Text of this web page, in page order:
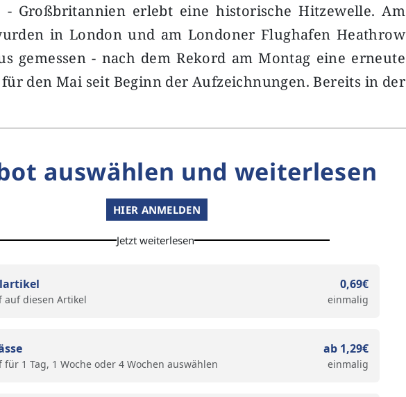
- Großbritannien erlebt eine historische Hitzewelle. Am
in London und am Londoner Flughafen Heathrow
gemessen - nach dem Rekord am Montag eine erneute
den Mai seit Beginn der Aufzeichnungen. Bereits in der
auswählen und weiterlesen
HIER ANMELDEN
Jetzt weiterlesen
auf diesen Artikel
0,69€
einmalig
1 Tag, 1 Woche oder 4 Wochen auswählen
ab 1,29€
einmalig